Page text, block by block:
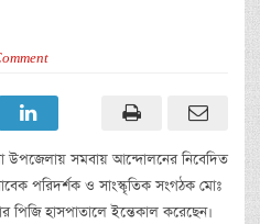
উপজেলায় সমবায় আন্দোলনের নিবেদিত
পরিদর্শক ও সাংস্কৃতিক সংগঠক মোঃ
হাসপাতালে ইন্তেকাল করেছেন।